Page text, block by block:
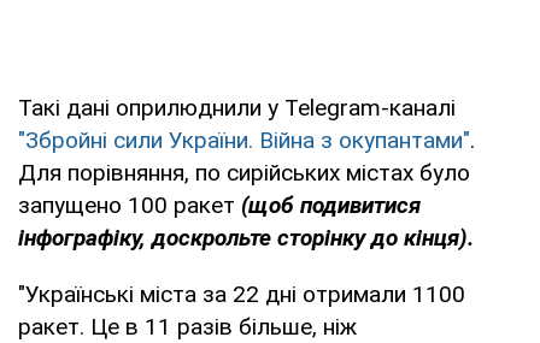
Такі дані оприлюднили у Telegram-каналі
"Збройні сили України. Війна з окупантами".
Для порівняння, по сирійських містах було
запущено 100 ракет (щоб подивитися
інфографіку, доскрольте сторінку до кінця).
"Українські міста за 22 дні отримали 1100
ракет. Це в 11 разів більше, ніж